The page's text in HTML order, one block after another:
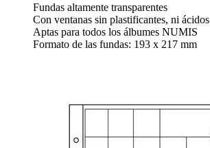
Fundas altamente transparentes
Con ventanas sin plastificantes, ni ácidos
Aptas para todos los álbumes NUMIS
Formato de las fundas: 193 x 217 mm